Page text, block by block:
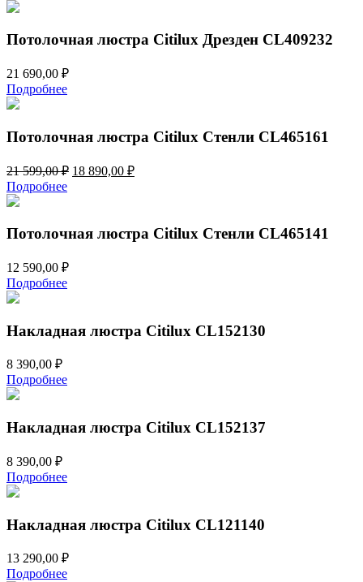
Потолочная люстра Citilux Дрезден CL409232
21 690,00 ₽
Подробнее
Потолочная люстра Citilux Стенли CL465161
21 599,00₽ Первоначальная
599,00 ₽.
18 890,00 ₽Текущая
Подробнее
Потолочная люстра Citilux Стенли CL465141
12 590,00 ₽
Подробнее
Накладная люстра Citilux CL152130
8 390,00 ₽
Подробнее
Накладная люстра Citilux CL152137
8 390,00 ₽
Подробнее
Накладная люстра Citilux CL121140
13 290,00 ₽
Подробнее